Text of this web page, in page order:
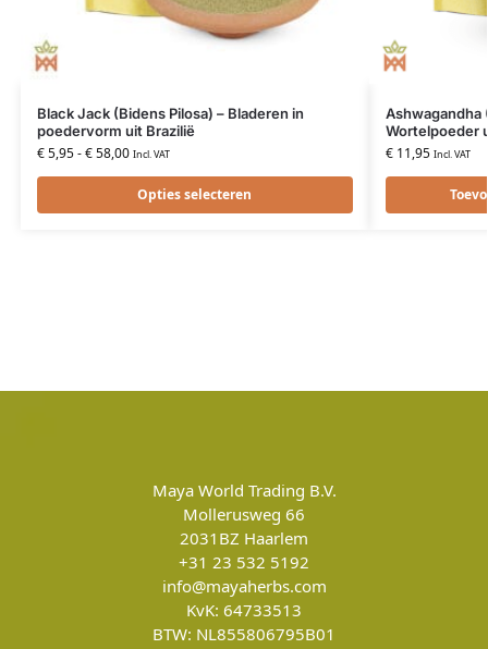
Black Jack (Bidens Pilosa) – Bladeren in
poedervorm uit Brazilië
€5,95-€58,00 Incl. VAT
Opties selecteren
Ashwagandha
Wortelpoeder
€11,95 Incl. VAT
Maya World Trading B.V.
Mollerusweg 66
2031BZ Haarlem
+31 23 532 5192
info@mayaherbs.com
KvK: 64733513
BTW: NL855806795B01